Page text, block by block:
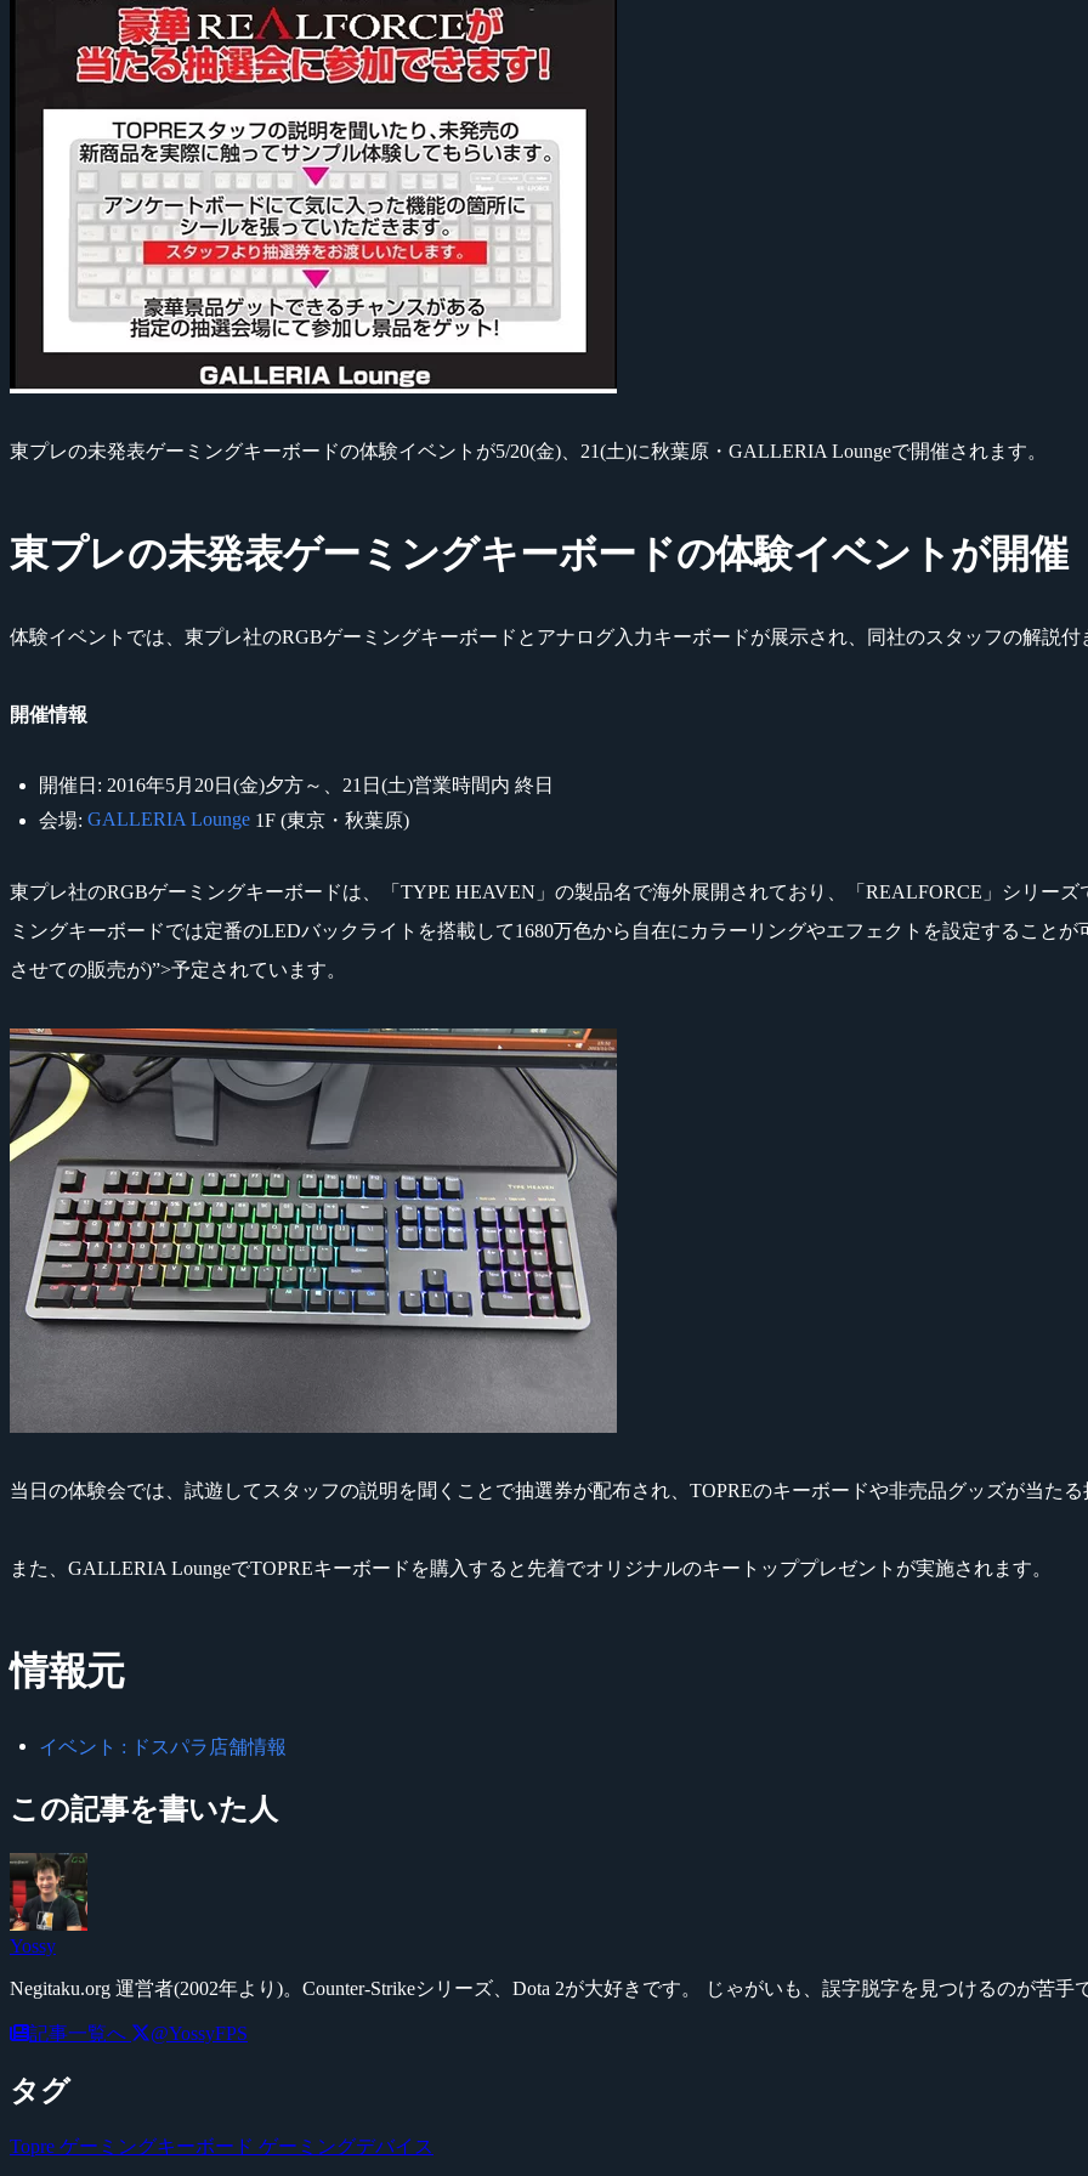
東プレの未発表ゲーミングキーボードの体験イベントが5/20(金)、21(土)に秋葉原・GALLERIA Loungeで開催されます。
東プレの未発表ゲーミングキーボードの体験イベントが開催
体験イベントでは、東プレ社のRGBゲーミングキーボードとアナログ入力キーボードが展示され、同社のスタッフの解説付
開催情報
開催日: 2016年5月20日(金)夕方～、21日(土)営業時間内 終日
会場: GALLERIA Lounge 1F (東京・秋葉原)
東プレ社のRGBゲーミングキーボードは、「TYPE HEAVEN」の製品名で海外展開されており、「REALFORCE」シリー
ミングキーボードでは定番のLEDバックライトを搭載して1680万色から自在にカラーリングやエフェクトを設定すること
させての販売が)”>予定されています。
当日の体験会では、試遊してスタッフの説明を聞くことで抽選券が配布され、TOPREのキーボードや非売品グッズが当たる
また、GALLERIA LoungeでTOPREキーボードを購入すると先着でオリジナルのキートッププレゼントが実施されます。
情報元
イベント : ドスパラ店舗情報
この記事を書いた人
Yossy
Negitaku.org 運営者(2002年より)。Counter-Strikeシリーズ、Dota 2が大好きです。 じゃがいも、誤字脱字を見つけるのが苦
記事一覧へ @YossyFPS
タグ
Topre ゲーミングキーボード ゲーミングデバイス